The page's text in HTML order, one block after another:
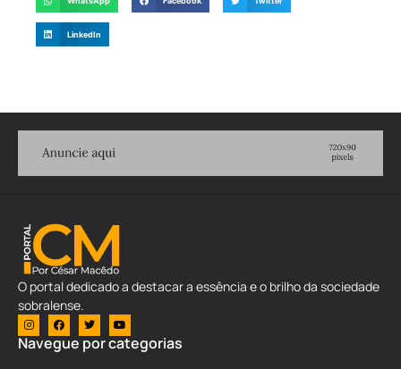
LinkedIn
O portal dedicado a destacar a essência e o brilho da sociedade
sobralense.
Navegue por categorias